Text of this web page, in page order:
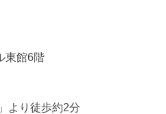
東館6階
より徒歩約2分